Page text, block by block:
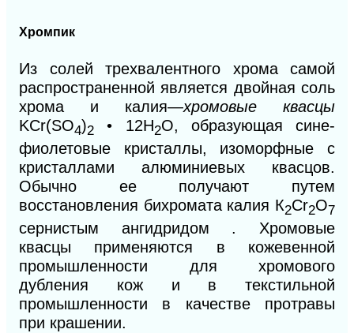
Хромпик
Из солей трехвалентного хрома самой
распространенной является двойная соль
хрома и калия—хромовые квасцы
KCr(SO4)2 • 12Н2O, образующая сине-
фиолетовые кристаллы, изоморфные с
кристаллами алюминиевых квасцов.
Обычно ее получают путем
восстановления бихромата калия К2Сr2О7
сернистым ангидридом . Хромовые
квасцы применяются в кожевенной
промышленности для хромового
дубления кож и в текстильной
промышленности в качестве протравы
при крашении.